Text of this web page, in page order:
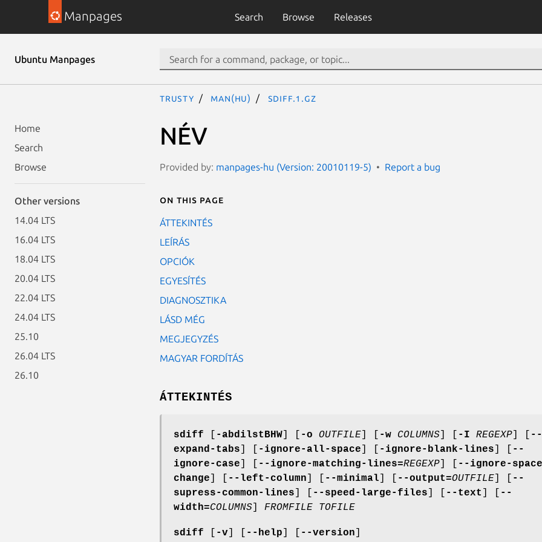
Manpages Search Browse Releases
Ubuntu Manpages
Home
Search
Browse
Other versions
14.04 LTS
16.04 LTS
18.04 LTS
20.04 LTS
22.04 LTS
24.04 LTS
25.10
26.04 LTS
26.10
trusty man(hu) sdiff.1.gz
NÉV
Provided by: manpages-hu (Version: 20010119-5) Report a bug
On this page
ÁTTEKINTÉS
LEÍRÁS
OPCIÓK
EGYESÍTÉS
DIAGNOSZTIKA
LÁSD MÉG
MEGJEGYZÉS
MAGYAR FORDÍTÁS
ÁTTEKINTÉS
sdiff -abdilstBHW -o OUTFILE -w COLUMNS -I REGEXP
--
expand-tabs
-ignore-all-space -ignore-blank-lines
--
ignore-case
--ignore-matching-lines=REGEXP
--ignore-
change
--left-column --minimal --output=OUTFILE
--
supress-common-lines
--speed-large-files --text
--
width=COLUMNS FROMFILE TOFILE
sdiff -v --help --version